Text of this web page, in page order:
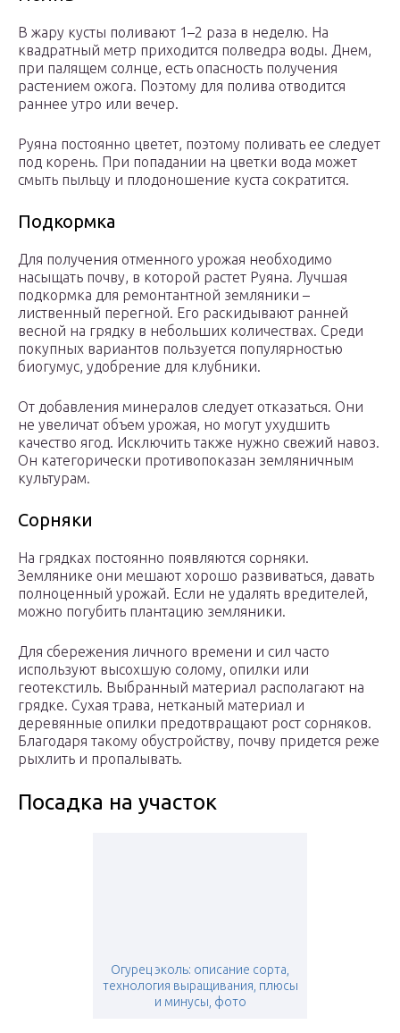
В жару кусты поливают 1–2 раза в неделю. На
квадратный метр приходится полведра воды. Днем,
при палящем солнце, есть опасность получения
растением ожога. Поэтому для полива отводится
раннее утро или вечер.
Руяна постоянно цветет, поэтому поливать ее следует
под корень. При попадании на цветки вода может
смыть пыльцу и плодоношение куста сократится.
Подкормка
Для получения отменного урожая необходимо
насыщать почву, в которой растет Руяна. Лучшая
подкормка для ремонтантной земляники –
лиственный перегной. Его раскидывают ранней
весной на грядку в небольших количествах. Среди
покупных вариантов пользуется популярностью
биогумус, удобрение для клубники.
От добавления минералов следует отказаться. Они
не увеличат объем урожая, но могут ухудшить
качество ягод. Исключить также нужно свежий навоз.
Он категорически противопоказан земляничным
культурам.
Сорняки
На грядках постоянно появляются сорняки.
Землянике они мешают хорошо развиваться, давать
полноценный урожай. Если не удалять вредителей,
можно погубить плантацию земляники.
Для сбережения личного времени и сил часто
используют высохшую солому, опилки или
геотекстиль. Выбранный материал располагают на
грядке. Сухая трава, нетканый материал и
деревянные опилки предотвращают рост сорняков.
Благодаря такому обустройству, почву придется реже
рыхлить и пропалывать.
Посадка на участок
Огурец эколь: описание сорта,
технология выращивания, плюсы
и минусы, фото